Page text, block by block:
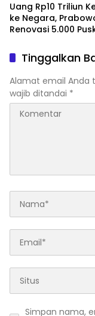
Uang Rp10 Triliun
ke Negara,
Renovasi 5.000
Tinggalkan
Alamat email Anda
wajib ditandai *
Simpan nama,